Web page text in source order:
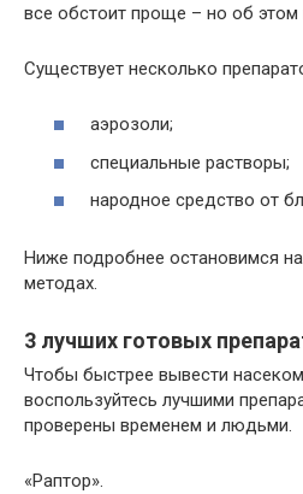
все обстоит проще – но об этом
Существует несколько
аэрозоли;
специальные растворы;
народное средство от
Ниже подробнее остановимся
методах.
3 лучших готовых
Чтобы быстрее вывести
воспользуйтесь лучшими
проверены временем и людьми.
«Раптор».